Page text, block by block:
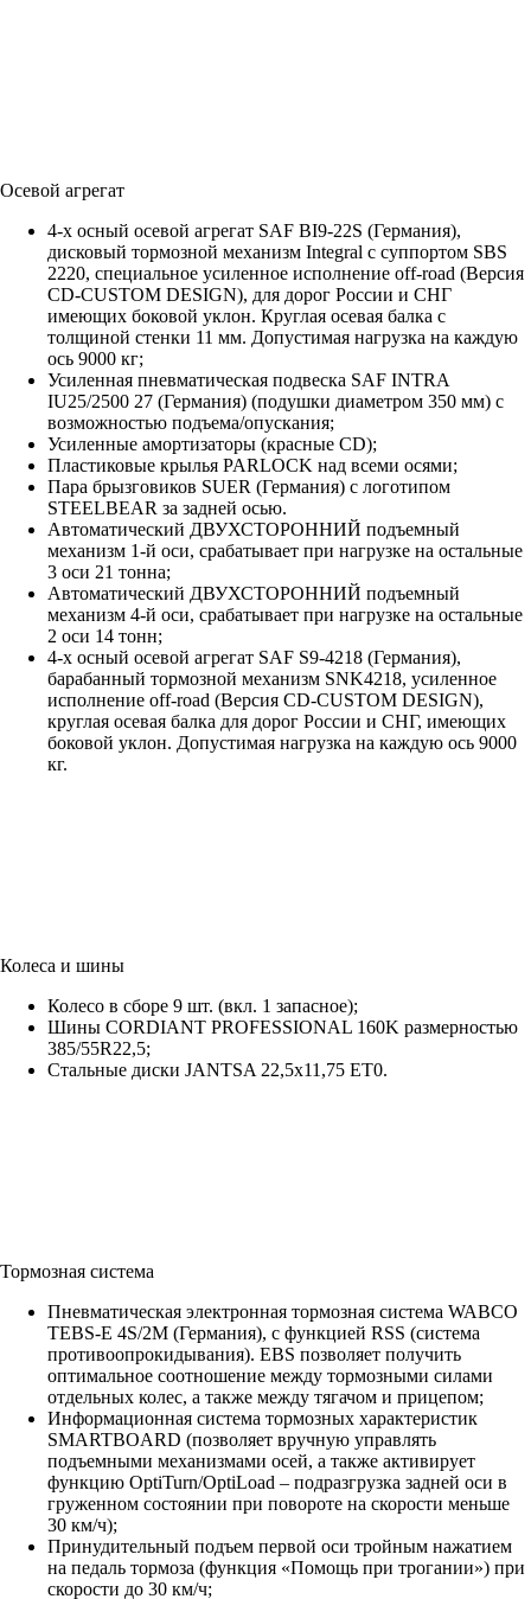
Осевой агрегат
4-х осный осевой агрегат SAF BI9-22S (Германия),
дисковый тормозной механизм Integral с суппортом SBS
2220, специальное усиленное исполнение off-road (Версия
CD-CUSTOM DESIGN), для дорог России и СНГ
имеющих боковой уклон. Круглая осевая балка с
толщиной стенки 11 мм. Допустимая нагрузка на каждую
ось 9000 кг;
Усиленная пневматическая подвеска SAF INTRA
IU25/2500 27 (Германия) (подушки диаметром 350 мм) с
возможностью подъема/опускания;
Усиленные амортизаторы (красные СD);
Пластиковые крылья PARLOCK над всеми осями;
Пара брызговиков SUER (Германия) с логотипом
STEELBEAR за задней осью.
Автоматический ДВУХСТОРОННИЙ подъемный
механизм 1-й оси, срабатывает при нагрузке на остальные
3 оси 21 тонна;
Автоматический ДВУХСТОРОННИЙ подъемный
механизм 4-й оси, срабатывает при нагрузке на остальные
2 оси 14 тонн;
4-х осный осевой агрегат SAF S9-4218 (Германия),
барабанный тормозной механизм SNK4218, усиленное
исполнение off-road (Версия CD-CUSTOM DESIGN),
круглая осевая балка для дорог России и СНГ, имеющих
боковой уклон. Допустимая нагрузка на каждую ось 9000
кг.
Колеса и шины
Колесо в сборе 9 шт. (вкл. 1 запасное);
Шины CORDIANT PROFESSIONAL 160K размерностью
385/55R22,5;
Стальные диски JANTSA 22,5х11,75 ET0.
Тормозная система
Пневматическая электронная тормозная система WABCO
TEBS-E 4S/2M (Германия), с функцией RSS (система
противоопрокидывания). EBS позволяет получить
оптимальное соотношение между тормозными силами
отдельных колес, а также между тягачом и прицепом;
Информационная система тормозных характеристик
SMARTBOARD (позволяет вручную управлять
подъемными механизмами осей, а также активирует
функцию OptiTurn/OptiLoad – подразгрузка задней оси в
груженном состоянии при повороте на скорости меньше
30 км/ч);
Принудительный подъем первой оси тройным нажатием
на педаль тормоза (функция «Помощь при трогании») при
скорости до 30 км/ч;